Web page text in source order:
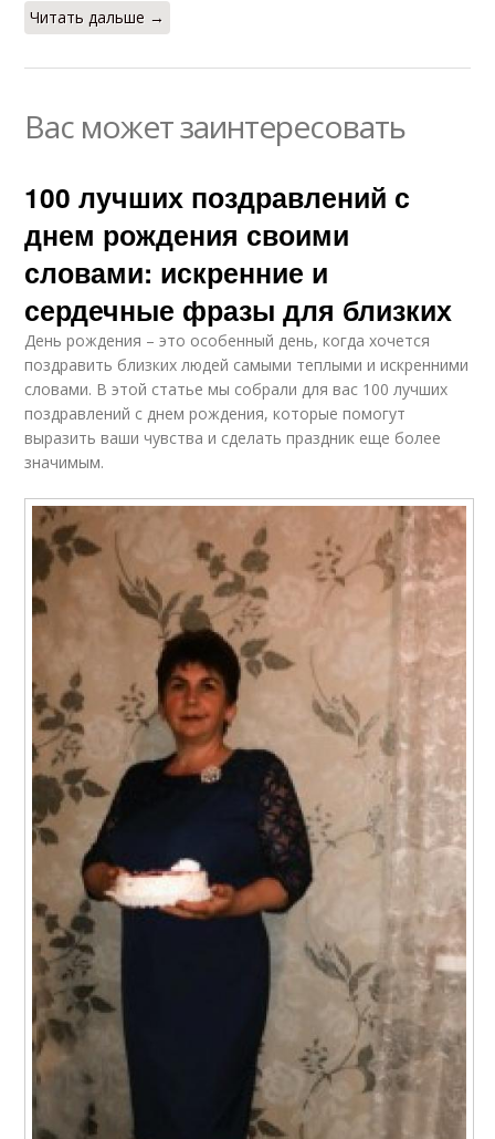
Читать дальше →
Вас может заинтересовать
100 лучших поздравлений с
днем рождения своими
словами: искренние и
сердечные фразы для близких
День рождения – это особенный день, когда хочется
поздравить близких людей самыми теплыми и искренними
словами. В этой статье мы собрали для вас 100 лучших
поздравлений с днем рождения, которые помогут
выразить ваши чувства и сделать праздник еще более
значимым.